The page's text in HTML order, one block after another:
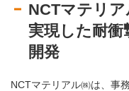
NCTマテリ
実現した耐
開発
NCTマテリアル㈱は、事